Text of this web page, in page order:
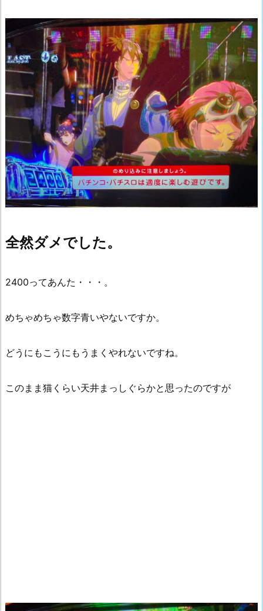
全然ダメでした。
2400ってあんた・・・。
めちゃめちゃ数字青いやないですか。
どうにもこうにもうまくやれないですね。
このまま猫くらい天井まっしぐらかと思ったのですが